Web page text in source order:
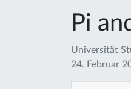
Pi
Universität
24. Februar